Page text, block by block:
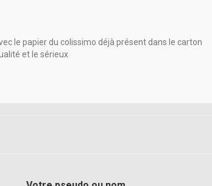
le papier du colissimo déjà présent dans le carton
et le sérieux